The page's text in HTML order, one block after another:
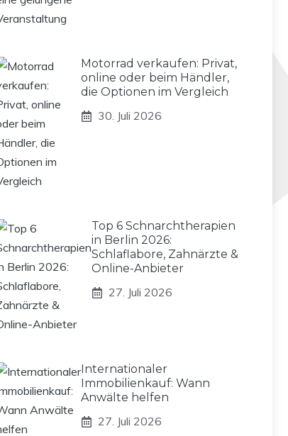
Motorrad verkaufen: Privat,
online oder beim Händler,
die Optionen im Vergleich
30. Juli 2026
Top 6 Schnarchtherapien
in Berlin 2026:
Schlaflabore, Zahnärzte &
Online-Anbieter
27. Juli 2026
Internationaler
Immobilienkauf: Wann
Anwälte helfen
27. Juli 2026